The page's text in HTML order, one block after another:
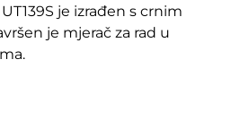
je izrađen s crnim
je mjerač za rad u